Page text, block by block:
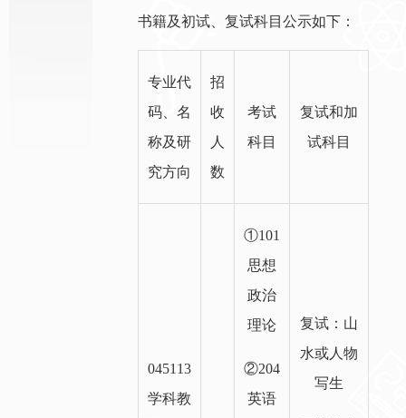
书籍及初试、复试科目公示如下：
专业代
码、名
称及研
究方向
招
收
人
数
考试
科目
复试和加
试科目
045113
学科教
①101
思想
政治
理论
②204
英语
复试：山
水或人物
写生